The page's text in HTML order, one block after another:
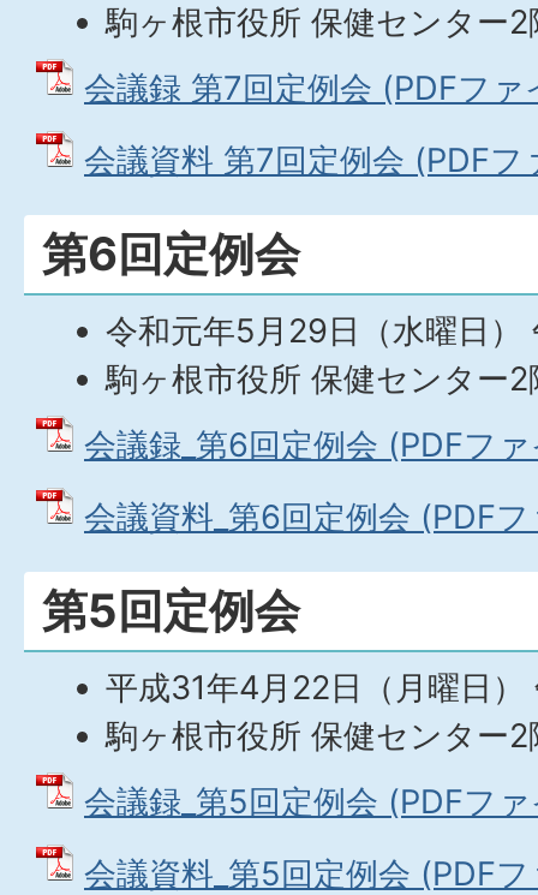
駒ヶ根市役所 保健センター
会議録 第7回定例会 (PDFファ
会議資料 第7回定例会 (PDF
第6回定例会
令和元年5月29日（水曜日）
駒ヶ根市役所 保健センター
会議録_第6回定例会 (PDFフ
会議資料_第6回定例会 (PDF
第5回定例会
平成31年4月22日（月曜日）
駒ヶ根市役所 保健センター
会議録_第5回定例会 (PDFフ
会議資料_第5回定例会 (PDF